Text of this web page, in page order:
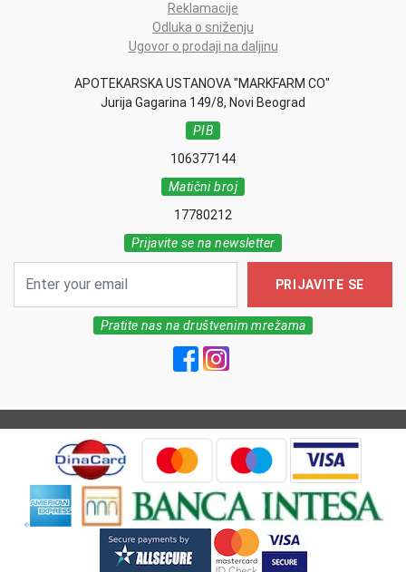
Reklamacije
Odluka o sniženju
Ugovor o prodaji na daljinu
APOTEKARSKA USTANOVA "MARKFARM CO"
Jurija Gagarina 149/8, Novi Beograd
PIB
106377144
Matični broj
17780212
Prijavite se na newsletter
PRIJAVITE SE
Pratite nas na društvenim mrežama